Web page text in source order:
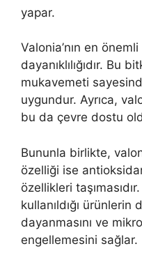
yapar.
Valonia’nın en
dayanıklılığıdır. Bu
mukavemeti
uygundur. Ayrıca,
bu da çevre dostu
Bununla birlikte,
özelliği ise
özellikleri
kullanıldığı ürünlerin
dayanmasını ve
engellemesini sağlar.